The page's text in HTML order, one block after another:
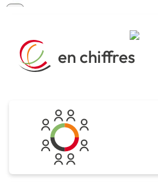
en chiffres